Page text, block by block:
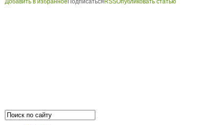
Добавить в избранное Подписаться RSSОпубликовать статью